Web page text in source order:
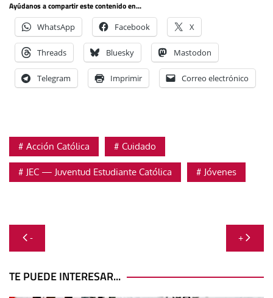
Ayúdanos a compartir este contenido en...
WhatsApp Facebook X
Threads Bluesky Mastodon
Telegram Imprimir Correo electrónico
Acción Católica Cuidado
JEC — Juventud Estudiante Católica Jóvenes
Navegación
de
entradas
- +
TE PUEDE INTERESAR...